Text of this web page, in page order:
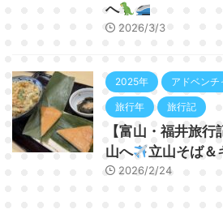
へ
2026/3/3
2025年 アドベンチ
旅行年 旅行記
【富山・福井旅
山へ
立山そば＆
2026/2/24